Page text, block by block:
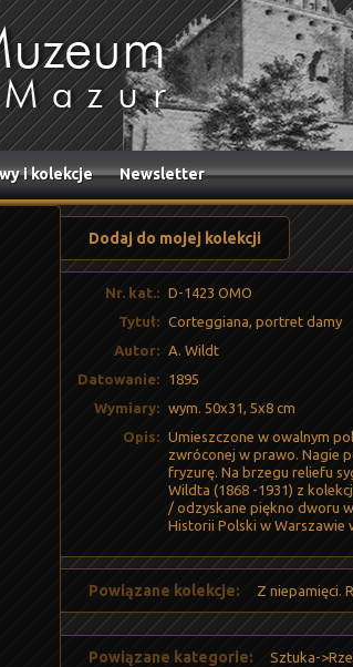
i kolekcje Newsletter
Dodaj do mojej kolekcji
Nr. kat.: D-1423 OMO
Tytuł: Corteggiana, portret damy
Autor: A. Wildt
Datowanie:
1895
Wymiary: wym. 50x31, 5x8 cm
Opis: Umieszczone w owalnym
zwróconej w prawo. Nagie
fryzurę. Na brzegu reliefu
Wildta (1868 -1931) z
/ odzyskane piękno dworu
Historii Polski w Warszawie
Powiązane kolekcje: Z niepamięci.
Powiązane kategorie: Sztuka-